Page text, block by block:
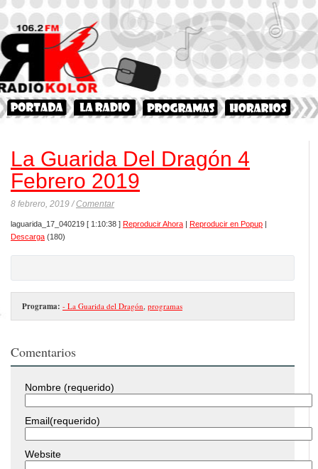
La Guarida Del Dragón 4
Febrero 2019
8 febrero, 2019 /Comentar
laguarida_17_040219 [ 1:10:38 ] Reproducir Ahora | Reproducir en Popup |
Descarga (180)
Programa: - La Guarida del Dragón, programas
Comentarios
Nombre (requerido)
Email(requerido)
Website